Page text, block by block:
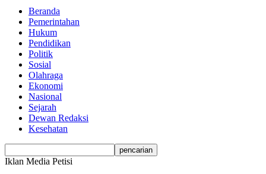
Beranda
Pemerintahan
Hukum
Pendidikan
Politik
Sosial
Olahraga
Ekonomi
Nasional
Sejarah
Dewan Redaksi
Kesehatan
Iklan Media Petisi